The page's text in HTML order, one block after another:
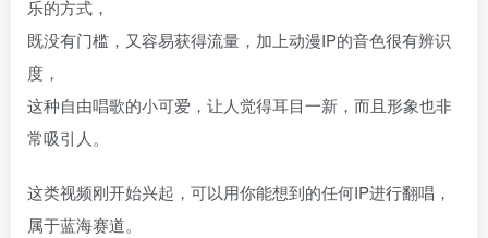
乐的方式，
既没有门槛，又容易获得流量，加上动漫IP的音色很有辨识
度，
这种自由唱歌的小可爱，让人觉得耳目一新，而且形象也非
常吸引人。
这类视频刚开始兴起，可以用你能想到的任何IP进行翻唱，
属于蓝海赛道。